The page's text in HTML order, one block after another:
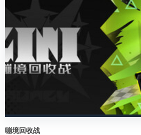
嘣境回收战